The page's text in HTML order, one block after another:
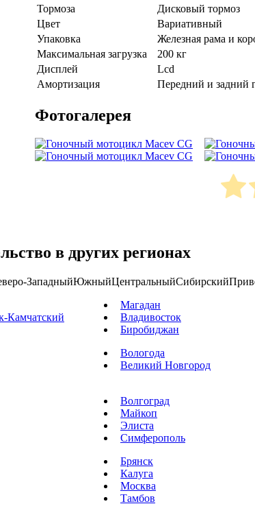
Тормоза
Дисковый тормоз
Цвет
Вариативный
Упаковка
Железная рама и
Максимальная загрузка
200 кг
Дисплей
Lcd
Амортизация
Передний и задний
Фотогалерея
в других регионах
ЗападныйЮжныйЦентральныйСибирский
Магадан
Камчатский
Владивосток
Биробиджан
Вологода
Великий Новгород
Волгоград
Майкоп
Элиста
Симферополь
Брянск
Калуга
Москва
Тамбов